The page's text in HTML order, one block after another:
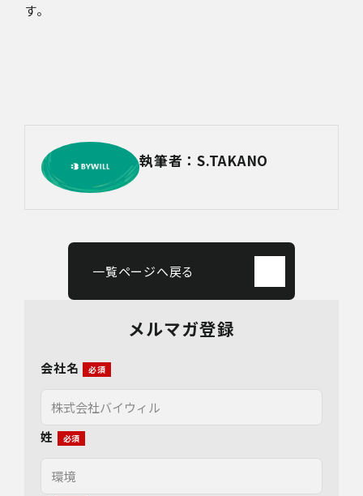
す。
執筆者：S.TAKANO
一覧ページへ戻る
メルマガ登録
会社名
姓